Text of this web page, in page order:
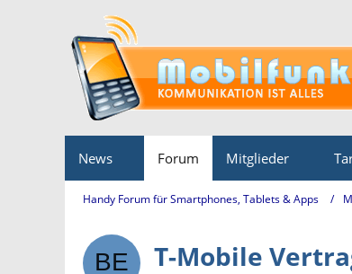
News Forum Mitglieder
Handy Forum für Smartphones, Tablets & Apps
T-Mobile